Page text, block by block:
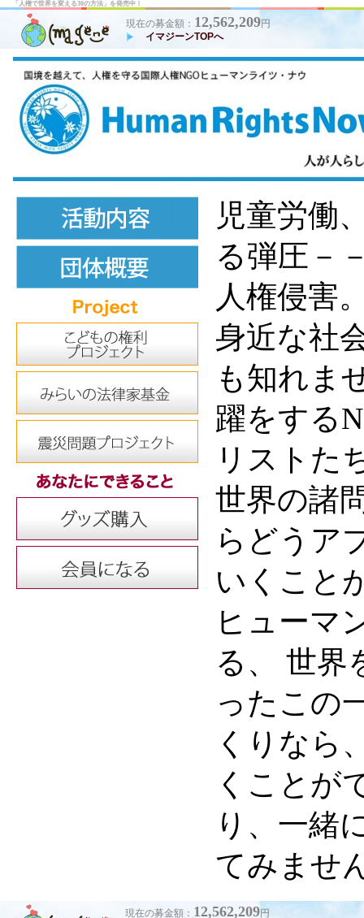
「人権で世界を変える30の方法」を発売中！
現在の募金額： 12,562,209円
イマジーンTOPへ
児童労働
る弾圧－
人権侵害
身近な社
も知れま
躍をする
リストた
世界の諸
らどうア
いくこと
ヒューマ
る、 世界
ったこの
くりなら
くことが
り、一緒
てみませ
現在の募金額： 12,562,209円